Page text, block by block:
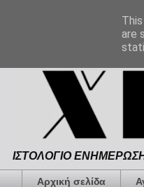
ΙΣΤΟΛΟΓΙΟ
Αρχική σελίδα
are